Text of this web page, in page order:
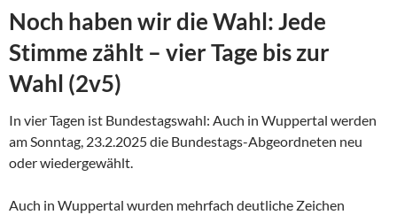
Noch haben wir die Wahl: Jede
Stimme zählt – vier Tage bis zur
Wahl (2v5)
In vier Tagen ist Bundestagswahl: Auch in Wuppertal werden
am Sonntag, 23.2.2025 die Bundestags-Abgeordneten neu
oder wiedergewählt.
Auch in Wuppertal wurden mehrfach deutliche Zeichen